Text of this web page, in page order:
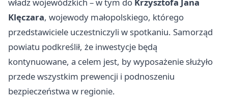
władz wojewódzkich – w tym do Krzysztofa Jana
Klęczara, wojewody małopolskiego, którego
przedstawiciele uczestniczyli w spotkaniu. Samorząd
powiatu podkreślił, że inwestycje będą
kontynuowane, a celem jest, by wyposażenie służyło
przede wszystkim prewencji i podnoszeniu
bezpieczeństwa w regionie.